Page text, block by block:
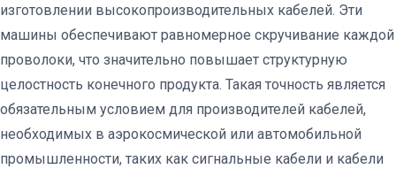
изготовлении высокопроизводительных кабелей. Эти
машины обеспечивают равномерное скручивание каждой
проволоки, что значительно повышает структурную
целостность конечного продукта. Такая точность является
обязательным условием для производителей кабелей,
необходимых в аэрокосмической или автомобильной
промышленности, таких как сигнальные кабели и кабели